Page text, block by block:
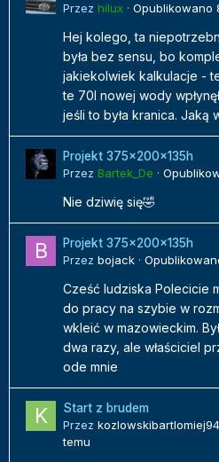
Przez hilux · Opublikowano
Hej kolego, ta
była bez sensu, bo
jakiekolwiek kalkulacje -
te 70l nowej wody
jeśli to była kranica. Jaką
Projekt 375x200x135h
Przez Bartek_De ·
Nie dziwię się🤣
Projekt 375x200x135h
Przez bojack ·
Cześć ludziska Polecicie
do pracy na szybie w
wkleić w mazowieckim.
dwa razy, ale właściciel
ode mnie
Start z brudem
Przez kozlowskibartlomiej94
temu